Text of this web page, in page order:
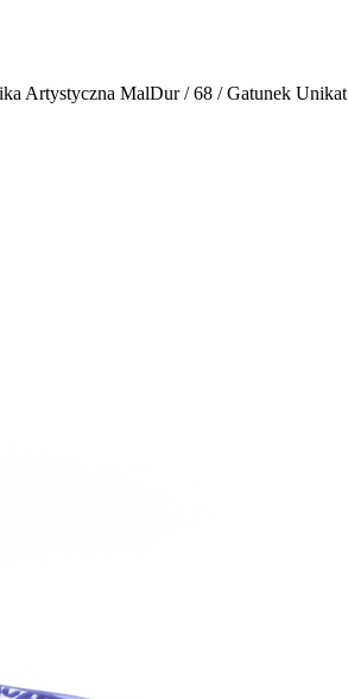
Artystyczna MalDur / 68 / Gatunek Unikat